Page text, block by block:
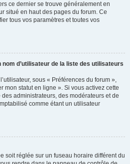
ce dernier se trouve généralement en
situé en haut des pages du forum. Ce
tous vos paramètres et toutes vos
d’utilisateur de la liste des utilisateurs
sous « Préférences du forum »,
mon statut en ligne ». Si vous activez cette
administrateurs, des modérateurs et de
comme étant un utilisateur
soit réglée sur un fuseau horaire différent du